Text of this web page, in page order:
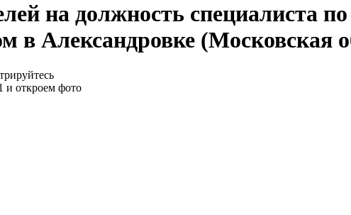
на должность специалиста
в Александровке (Московская
и откроем фото